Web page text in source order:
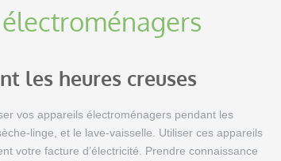
les heures creuses
vos appareils électroménagers pendant les
linge, et le lave-vaisselle. Utiliser ces appareils
votre facture d’électricité. Prendre connaissance